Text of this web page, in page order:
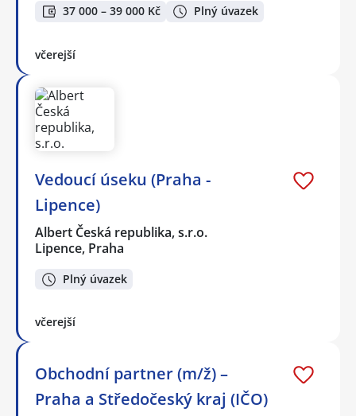
37 000 – 39 000 Kč Plný úvazek
včerejší
Vedoucí úseku (Praha -
Lipence)
Albert Česká republika, s.r.o.
Lipence, Praha
Plný úvazek
včerejší
Obchodní partner (m/ž) –
Praha a Středočeský kraj (IČO)